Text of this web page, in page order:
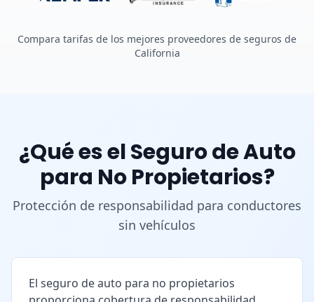
Compara tarifas de los mejores proveedores de seguros de
California
¿Qué es el Seguro de Auto
para No Propietarios?
Protección de responsabilidad para conductores
sin vehículos
El seguro de auto para no propietarios